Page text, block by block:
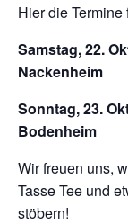
Hier die
Samstag, 22.
Nackenheim
Sonntag, 23.
Bodenheim
Wir freuen uns,
Tasse Tee und
stöbern!